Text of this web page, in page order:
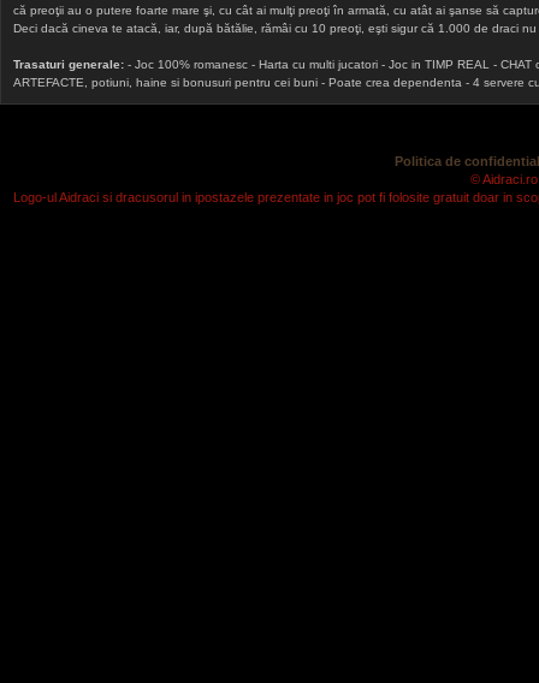
că preoţii au o putere foarte mare şi, cu cât ai mulţi preoţi în armată, cu atât ai şanse să
Deci dacă cineva te atacă, iar, după bătălie, rămâi cu 10 preoţi, eşti sigur că 1.000 de draci
Trasaturi generale: - Joc 100% romanesc - Harta cu multi jucatori - Joc in TIMP REAL -
ARTEFACTE, potiuni, haine si bonusuri pentru cei buni - Poate crea dependenta - 4 servere
Politica de
©
Logo-ul Aidraci si dracusorul in ipostazele prezentate in joc pot fi folosite gratuit doar in